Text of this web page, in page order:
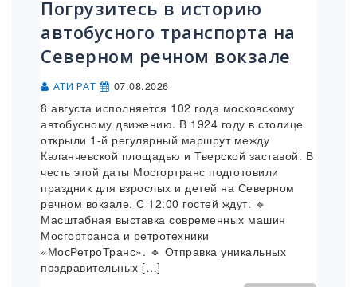
Погрузитесь в историю
автобусного транспорта на
Северном речном вокзале
АТИ РАТ 07.08.2026
8 августа исполняется 102 года московскому
автобусному движению. В 1924 году в столице
открыли 1-й регулярный маршрут между
Каланчевской площадью и Тверской заставой. В
честь этой даты Мосгортранс подготовили
праздник для взрослых и детей на Северном
речном вокзале. С 12:00 гостей ждут: 🔹
Масштабная выставка современных машин
Мосгортранса и ретротехники
«МосРетроТранс». 🔹 Отправка уникальных
поздравительных […]